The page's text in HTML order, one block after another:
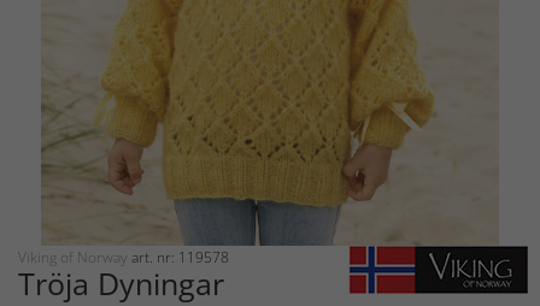
Viking of Norway art. nr: 119578
Tröja Dyningar